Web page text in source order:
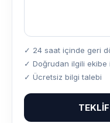
✓ 24 saat içinde geri
✓ Doğrudan ilgili ekibe
✓ Ücretsiz bilgi talebi